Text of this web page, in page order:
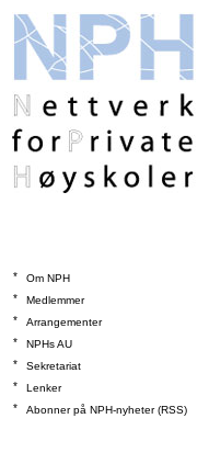
*
Om NPH
*
Medlemmer
*
Arrangementer
*
NPHs AU
*
Sekretariat
*
Lenker
*
Abonner på NPH-nyheter (RSS)